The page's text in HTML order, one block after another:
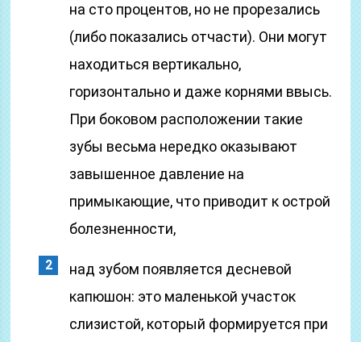
на сто процентов, но не прорезались
(либо показались отчасти). Они могут
находиться вертикально,
горизонтально и даже корнями ввысь.
При боковом расположении такие
зубы весьма нередко оказывают
завышенное давление на
примыкающие, что приводит к острой
болезненности,
над зубом появляется десневой
капюшон: это маленькой участок
слизистой, который формируется при